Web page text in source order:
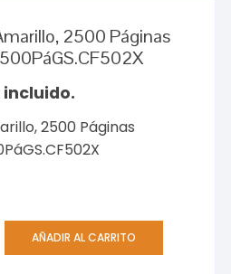
2500 Páginas
incluido.
2500 Páginas
AÑADIR AL CARRITO